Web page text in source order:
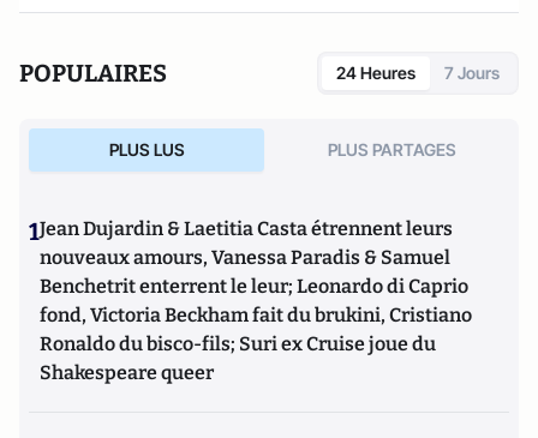
POPULAIRES 24 Heures 7 Jours
PLUS LUS PLUS PARTAGES
1Jean Dujardin & Laetitia Casta étrennent leurs
nouveaux amours, Vanessa Paradis & Samuel
Benchetrit enterrent le leur; Leonardo di Caprio
fond, Victoria Beckham fait du brukini, Cristiano
Ronaldo du bisco-fils; Suri ex Cruise joue du
Shakespeare queer